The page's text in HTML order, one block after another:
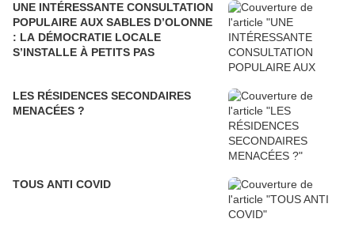
UNE INTÉRESSANTE CONSULTATION
POPULAIRE AUX SABLES D’OLONNE
: LA DÉMOCRATIE LOCALE
S’INSTALLE À PETITS PAS
LES RÉSIDENCES SECONDAIRES
MENACÉES ?
TOUS ANTI COVID